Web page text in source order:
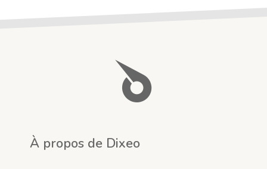
À propos de Dixeo